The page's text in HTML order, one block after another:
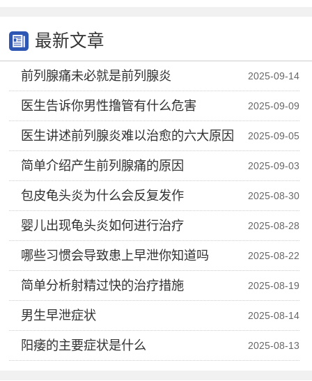
最新文章
前列腺痛未必就是前列腺炎 2025-09-14
医生告诉你男性撸管有什么危害 2025-09-09
医生讲述前列腺炎难以治愈的六大原因 2025-09-05
简单介绍产生前列腺痛的原因 2025-09-03
包皮龟头炎为什么会反复发作 2025-08-30
婴儿出现龟头炎如何进行治疗 2025-08-28
哪些习惯会导致患上早泄你知道吗 2025-08-22
简单分析射精过快的治疗措施 2025-08-19
男生早泄症状 2025-08-14
阳痿的主要症状是什么 2025-08-13